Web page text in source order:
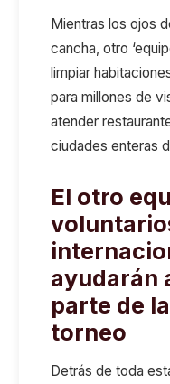
Mientras los ojos
cancha, otro
limpiar
para millones de
atender
ciudades enteras
El otro
ayudarán
parte de
torneo
Detrás de toda